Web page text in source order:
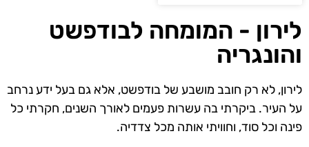
לירון - המומחה לבודפשט
והונגריה
לירון, לא רק חובב מושבע של בודפשט, אלא גם בעל ידע נרחב
על העיר. ביקרתי בה עשרות פעמים לאורך השנים, חקרתי כל
פינה וכל סוד, וחוויתי אותה מכל צדדיה.